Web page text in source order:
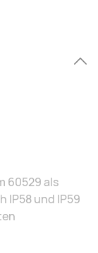
60529 als
und IP59